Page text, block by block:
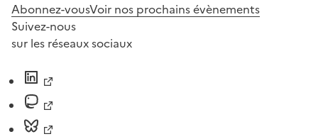
Abonnez-vousVoir nos prochains évènements
Suivez-nous
sur les réseaux sociaux